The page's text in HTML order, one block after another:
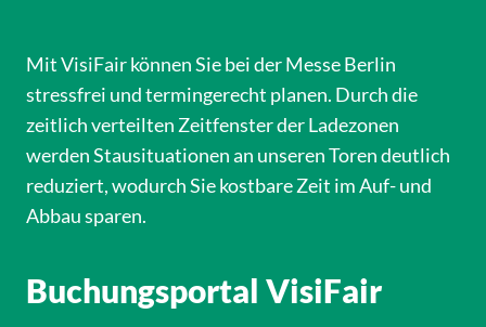
Mit VisiFair können Sie bei der Messe Berlin
stressfrei und termingerecht planen. Durch die
zeitlich verteilten Zeitfenster der Ladezonen
werden Stausituationen an unseren Toren deutlich
reduziert, wodurch Sie kostbare Zeit im Auf- und
Abbau sparen.
Buchungsportal VisiFair